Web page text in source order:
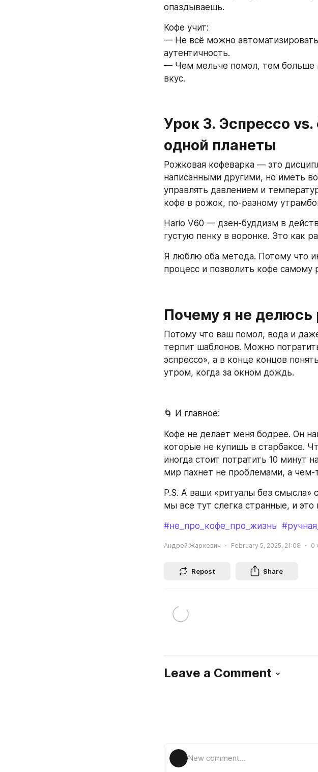
опаздываешь.
Кофе учит:
— Не всё можно
аутентичность.
— Чем мельче помол, тем больше
вкус.
Урок 3. Эспрессо
одной планеты
Рожковая кофеварка — это
написанными другими, но иметь
управлять давлением и
кофе в рожок, по-разному
Hario V60 — дзен-буддизм в
густую пенку в воронке. Это как
Я люблю оба метода. Потому что
процесс и позволить кофе
Почему я не делюсь
Потому что ваш помол, вода и
терпит шаблонов. Можно
эспрессо», а в конце концов
утром, когда за окном дождь.
🌀 И главное:
Кофе не делает меня бодрее. Он
которые не купишь в старбаксе.
иногда стоит потратить 10 минут
мир пахнет не проблемами, а
P.S. А ваши «ритуалы без смысла»
мы все тут слегка странные, и это
#не_про_кофе_про_жизнь
Андрей Жаркевич February 5, 2025, 21:08 0
Repost Share
Leave a Comment